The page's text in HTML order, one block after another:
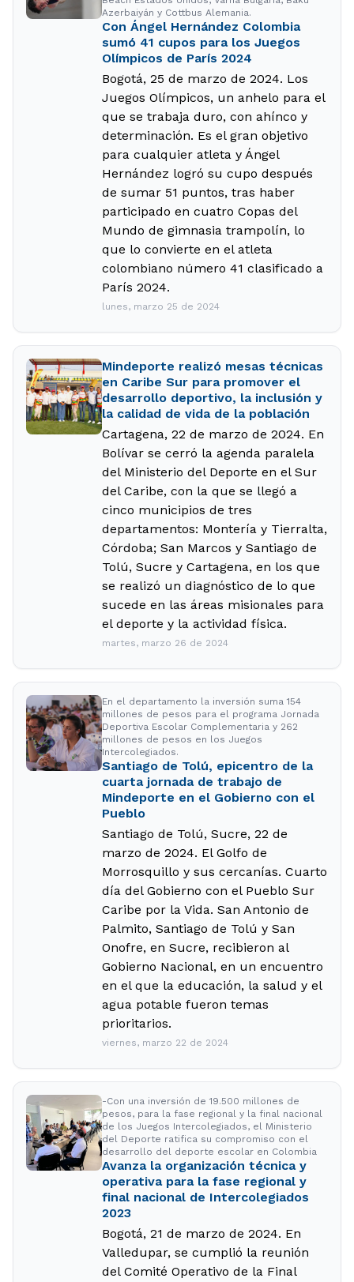
Azerbaiyán y Cottbus Alemania.
Con Ángel Hernández Colombia
sumó 41 cupos para los Juegos
Olímpicos de París 2024
Bogotá, 25 de marzo de 2024. Los
Juegos Olímpicos, un anhelo para el
que se trabaja duro, con ahínco y
determinación. Es el gran objetivo
para cualquier atleta y Ángel
Hernández logró su cupo después
de sumar 51 puntos, tras haber
participado en cuatro Copas del
Mundo de gimnasia trampolín, lo
que lo convierte en el atleta
colombiano número 41 clasificado a
París 2024.
lunes, marzo 25 de 2024
Mindeporte realizó mesas técnicas
en Caribe Sur para promover el
desarrollo deportivo, la inclusión y
la calidad de vida de la población
Cartagena, 22 de marzo de 2024. En
Bolívar se cerró la agenda paralela
del Ministerio del Deporte en el Sur
del Caribe, con la que se llegó a
cinco municipios de tres
departamentos: Montería y Tierralta,
Córdoba; San Marcos y Santiago de
Tolú, Sucre y Cartagena, en los que
se realizó un diagnóstico de lo que
sucede en las áreas misionales para
el deporte y la actividad física.
martes, marzo 26 de 2024
En el departamento la inversión suma 154
millones de pesos para el programa Jornada
Deportiva Escolar Complementaria y 262
millones de pesos en los Juegos
Intercolegiados.
Santiago de Tolú, epicentro de la
cuarta jornada de trabajo de
Mindeporte en el Gobierno con el
Pueblo
Santiago de Tolú, Sucre, 22 de
marzo de 2024. El Golfo de
Morrosquillo y sus cercanías. Cuarto
día del Gobierno con el Pueblo Sur
Caribe por la Vida. San Antonio de
Palmito, Santiago de Tolú y San
Onofre, en Sucre, recibieron al
Gobierno Nacional, en un encuentro
en el que la educación, la salud y el
agua potable fueron temas
prioritarios.
viernes, marzo 22 de 2024
-Con una inversión de 19.500 millones de
pesos, para la fase regional y la final nacional
de los Juegos Intercolegiados, el Ministerio
del Deporte ratifica su compromiso con el
desarrollo del deporte escolar en Colombia
Avanza la organización técnica y
operativa para la fase regional y
final nacional de Intercolegiados
2023
Bogotá, 21 de marzo de 2024. En
Valledupar, se cumplió la reunión
del Comité Operativo de la Final